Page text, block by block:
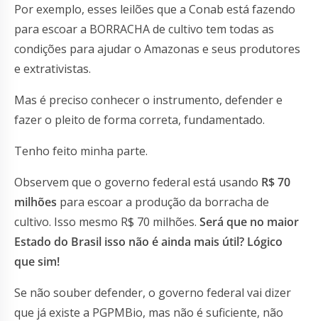
Por exemplo, esses leilões que a Conab está fazendo
para escoar a BORRACHA de cultivo tem todas as
condições para ajudar o Amazonas e seus produtores
e extrativistas.
Mas é preciso conhecer o instrumento, defender e
fazer o pleito de forma correta, fundamentado.
Tenho feito minha parte.
Observem que o governo federal está usando R$ 70
milhões para escoar a produção da borracha de
cultivo. Isso mesmo R$ 70 milhões. Será que no maior
Estado do Brasil isso não é ainda mais útil? Lógico
que sim!
Se não souber defender, o governo federal vai dizer
que já existe a PGPMBio, mas não é suficiente, não